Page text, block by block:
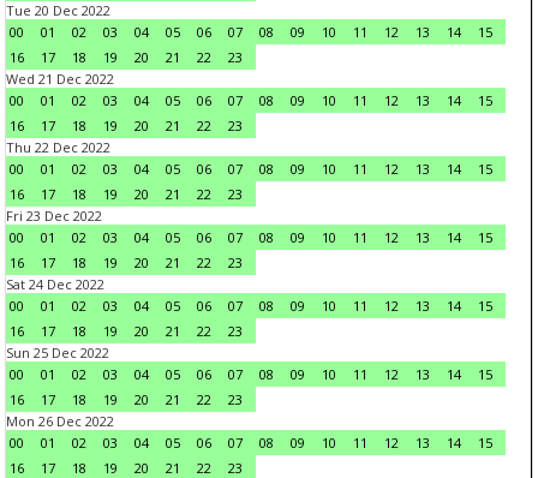
Tue 20 Dec 2022
00
01 02 03 04 05 06 07 08 09 10 11 12 13 14
15
16
17 18 19 20 21 22
23
Wed 21 Dec 2022
00
01 02 03 04 05 06 07 08 09 10 11 12 13 14
15
16
17 18 19 20 21 22
23
Thu 22 Dec 2022
00
01 02 03 04 05 06 07 08 09 10 11 12 13 14
15
16
17 18 19 20 21 22
23
Fri 23 Dec 2022
00
01 02 03 04 05 06 07 08 09 10 11 12 13 14
15
16
17 18 19 20 21 22
23
Sat 24 Dec 2022
00
01 02 03 04 05 06 07 08 09 10 11 12 13 14
15
16
17 18 19 20 21 22
23
Sun 25 Dec 2022
00
01 02 03 04 05 06 07 08 09 10 11 12 13 14
15
16
17 18 19 20 21 22
23
Mon 26 Dec 2022
00
01 02 03 04 05 06 07 08 09 10 11 12 13 14
15
16
17 18 19 20 21 22
23